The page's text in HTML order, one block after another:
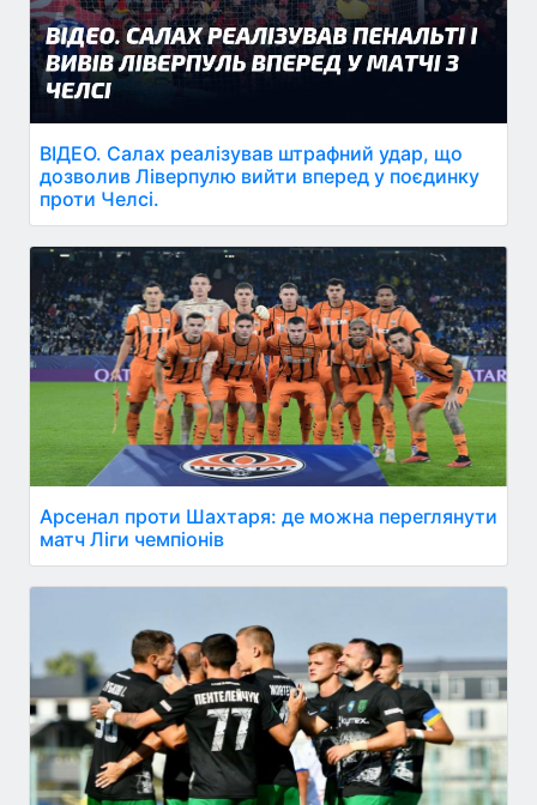
ВІДЕО. Салах реалізував штрафний удар, що
дозволив Ліверпулю вийти вперед у поєдинку
проти Челсі.
Арсенал проти Шахтаря: де можна переглянути
матч Ліги чемпіонів